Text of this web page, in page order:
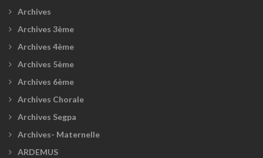
Archives
Archives 3ème
Archives 4ème
Archives 5ème
Archives 6ème
Archives Chorale
Archives Segpa
Archives- Maternelle
ARDEMUS